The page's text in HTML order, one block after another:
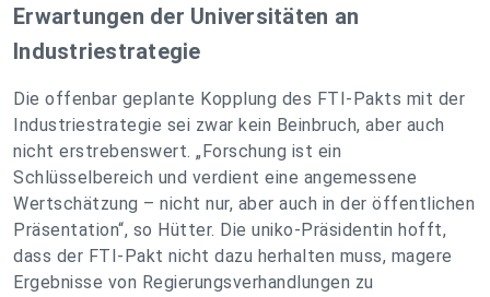
Erwartungen der Universitäten an
Industriestrategie
Die offenbar geplante Kopplung des FTI-Pakts mit der
Industriestrategie sei zwar kein Beinbruch, aber auch
nicht erstrebenswert. „Forschung ist ein
Schlüsselbereich und verdient eine angemessene
Wertschätzung – nicht nur, aber auch in der öffentlichen
Präsentation“, so Hütter. Die uniko-Präsidentin hofft,
dass der FTI-Pakt nicht dazu herhalten muss, magere
Ergebnisse von Regierungsverhandlungen zu